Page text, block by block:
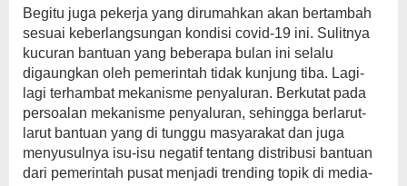
Begitu juga pekerja yang dirumahkan akan bertambah
sesuai keberlangsungan kondisi covid-19 ini. Sulitnya
kucuran bantuan yang beberapa bulan ini selalu
digaungkan oleh pemerintah tidak kunjung tiba. Lagi-
lagi terhambat mekanisme penyaluran. Berkutat pada
persoalan mekanisme penyaluran, sehingga berlarut-
larut bantuan yang di tunggu masyarakat dan juga
menyusulnya isu-isu negatif tentang distribusi bantuan
dari pemerintah pusat menjadi trending topik di media-